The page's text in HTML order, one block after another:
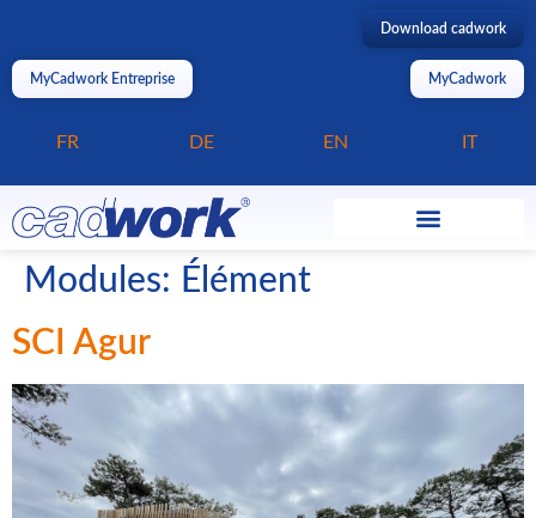
Download cadwork
MyCadwork Entreprise MyCadwork
FR DE EN IT
Modules: Élément
SCI Agur